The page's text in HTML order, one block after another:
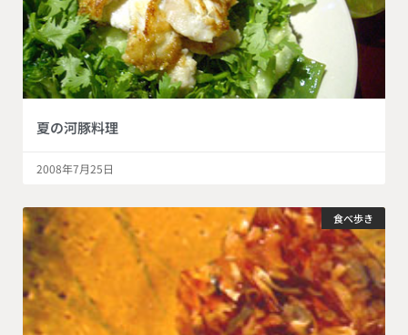
夏の河豚料理
2008年7月25日
食べ歩き